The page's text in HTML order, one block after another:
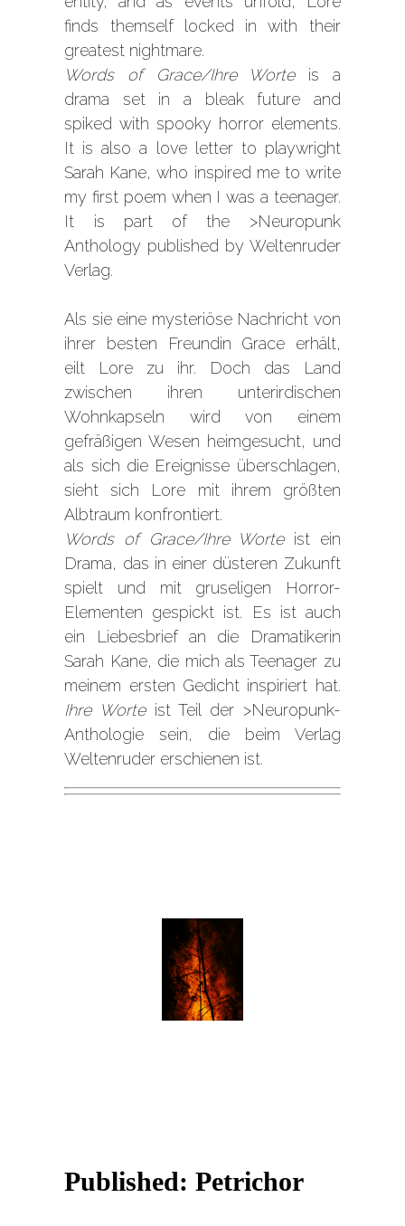
finds themself locked in with their
greatest nightmare.
Words of Grace/Ihre Worteis a
drama set in a bleak future and
spiked with spooky horror elements.
It is also a love letter to playwright
Sarah Kane, who inspired me to write
my first poem when I was a teenager.
It is part of the >Neuropunk
Anthology published by Weltenruder
Verlag.
Als sie eine mysteriöse Nachricht von
ihrer besten Freundin Grace erhält,
eilt Lore zu ihr. Doch das Land
zwischen ihren unterirdischen
Wohnkapseln wird von einem
gefräßigen Wesen heimgesucht, und
als sich die Ereignisse überschlagen,
sieht sich Lore mit ihrem größten
Albtraum konfrontiert.
Words of Grace/Ihre Worteist ein
Drama, das in einer düsteren Zukunft
spielt und mit gruseligen Horror-
Elementen gespickt ist. Es ist auch
ein Liebesbrief an die Dramatikerin
Sarah Kane, die mich als Teenager zu
meinem ersten Gedicht inspiriert hat.
Ihre Worteist Teil der >Neuropunk-
Anthologie sein, die beim Verlag
Weltenruder erschienen ist.
Published: Petrichor